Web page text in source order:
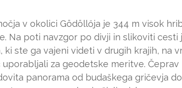
v okolici Gödöllőja je 344 m visok
Na poti navzgor po divji in slikoviti cesti
ste ga vajeni videti v drugih krajih, na
za geodetske meritve. Čeprav
panorama od budaškega gričevja